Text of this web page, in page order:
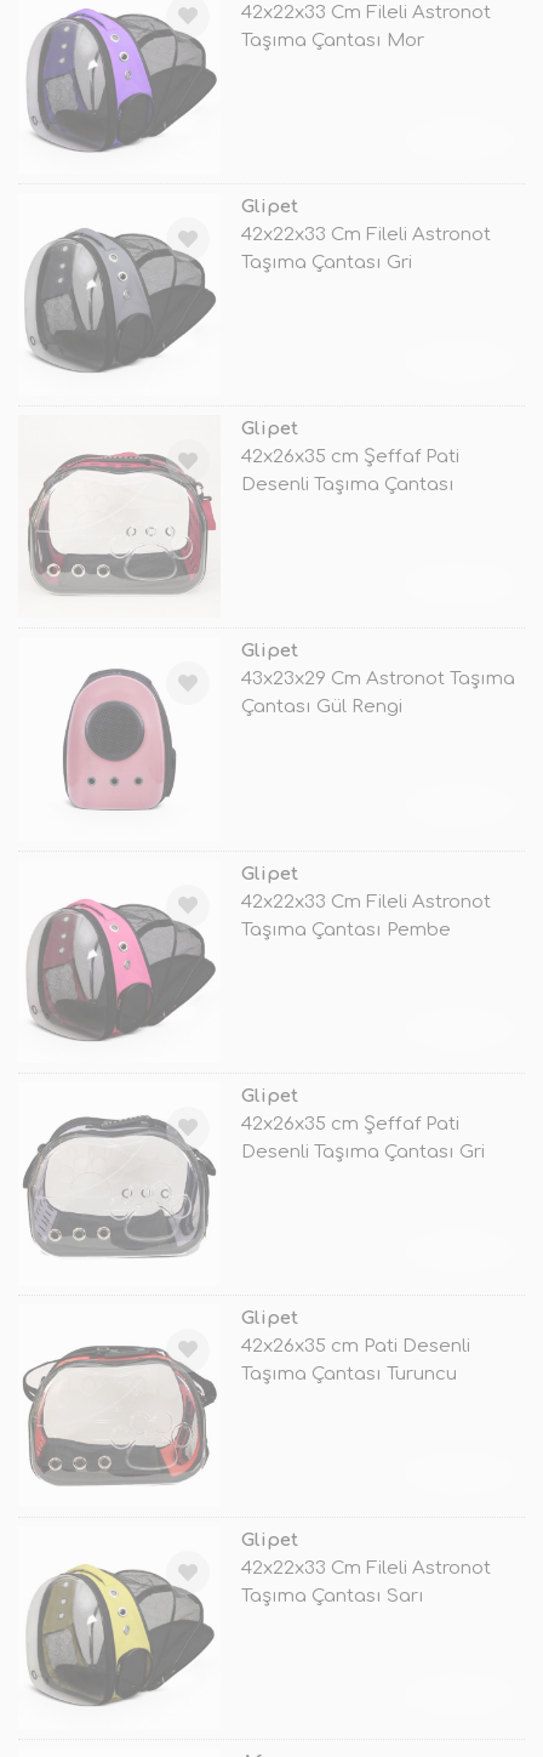
42x22x33 Cm Fileli Astronot
Taşıma Çantası Mor
Glipet
42x22x33 Cm Fileli Astronot
Taşıma Çantası Gri
Glipet
42x26x35 cm Şeffaf Pati
Desenli Taşıma Çantası
Glipet
43x23x29 Cm Astronot Taşıma
Çantası Gül Rengi
Glipet
42x22x33 Cm Fileli Astronot
Taşıma Çantası Pembe
Glipet
42x26x35 cm Şeffaf Pati
Desenli Taşıma Çantası Gri
Glipet
42x26x35 cm Pati Desenli
Taşıma Çantası Turuncu
Glipet
42x22x33 Cm Fileli Astronot
Taşıma Çantası Sarı